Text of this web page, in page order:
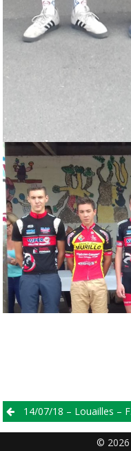
Post
navigation
14/07/18 – Louailles – FSGT
© 2026